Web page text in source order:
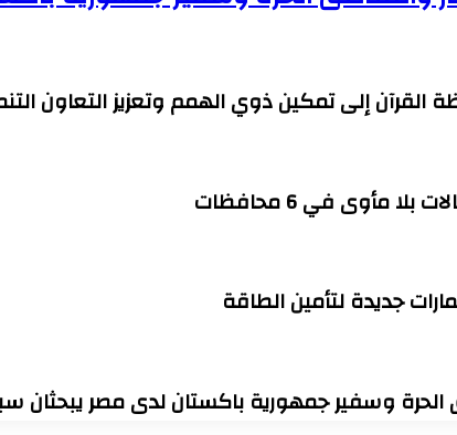
القرآن إلى تمكين ذوي الهمم وتعزيز التعاون
جديدة لتأمين الطاقة
الحرة وسفير جمهورية باكستان لدى مصر يبحثان